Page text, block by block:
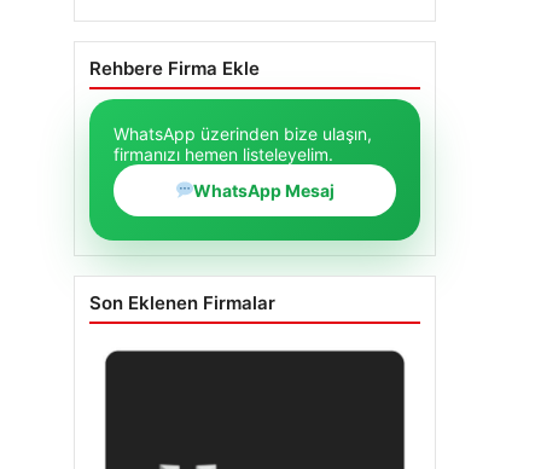
Rehbere Firma Ekle
WhatsApp üzerinden bize ulaşın,
firmanızı hemen listeleyelim.
WhatsApp Mesaj
Son Eklenen Firmalar